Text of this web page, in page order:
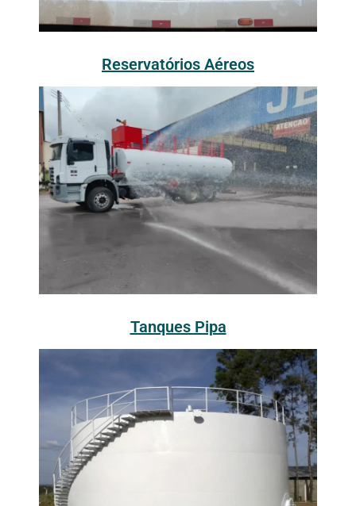
Reservatórios Aéreos
Tanques Pipa